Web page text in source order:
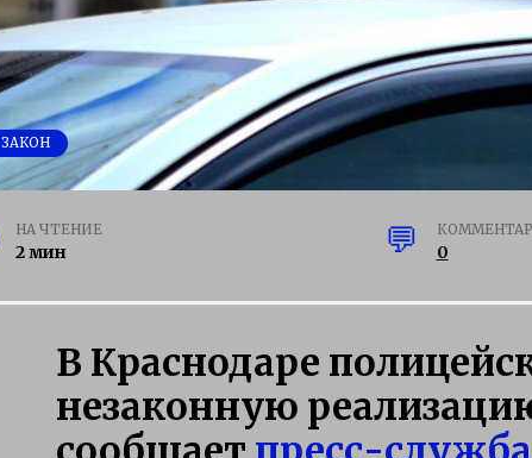
ЗАКОН
НА ЧТЕНИЕ
2 мин 0
В Краснодаре
незаконную